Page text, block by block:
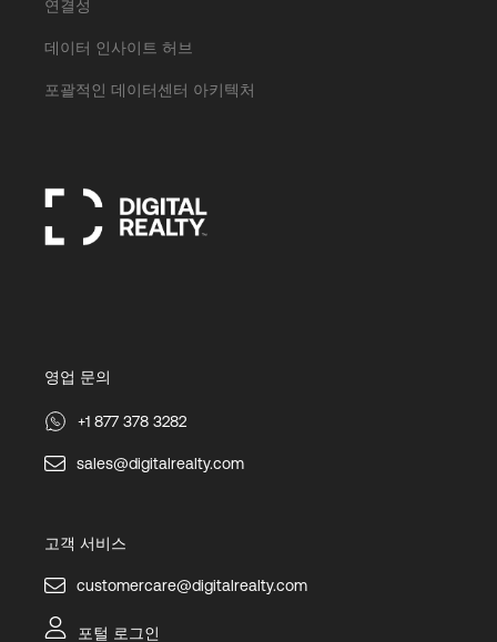
연결성
데이터 인사이트 허브
포괄적인 데이터센터 아키텍처
영업 문의
+1 877 378 3282
sales@digitalrealty.com
고객 서비스
customercare@digitalrealty.com
포털 로그인